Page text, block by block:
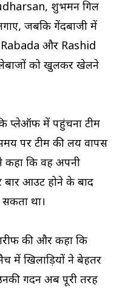
शुभमन गिल
जबकि गेंदबाजी में
और Rashid
को खुलकर खेलने
प्लेऑफ में पहुंचना टीम
पर टीम की लय वापस
कहा कि वह अपनी
बार आउट होने के बाद
था।
की और कहा कि
में खिलाड़ियों ने बेहतर
गर्दन अब पूरी तरह